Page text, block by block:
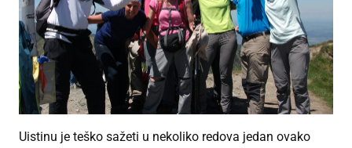
Uistinu je teško sažeti u nekoliko redova jedan ovako